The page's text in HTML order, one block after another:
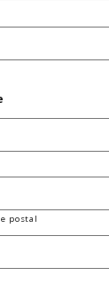
postal